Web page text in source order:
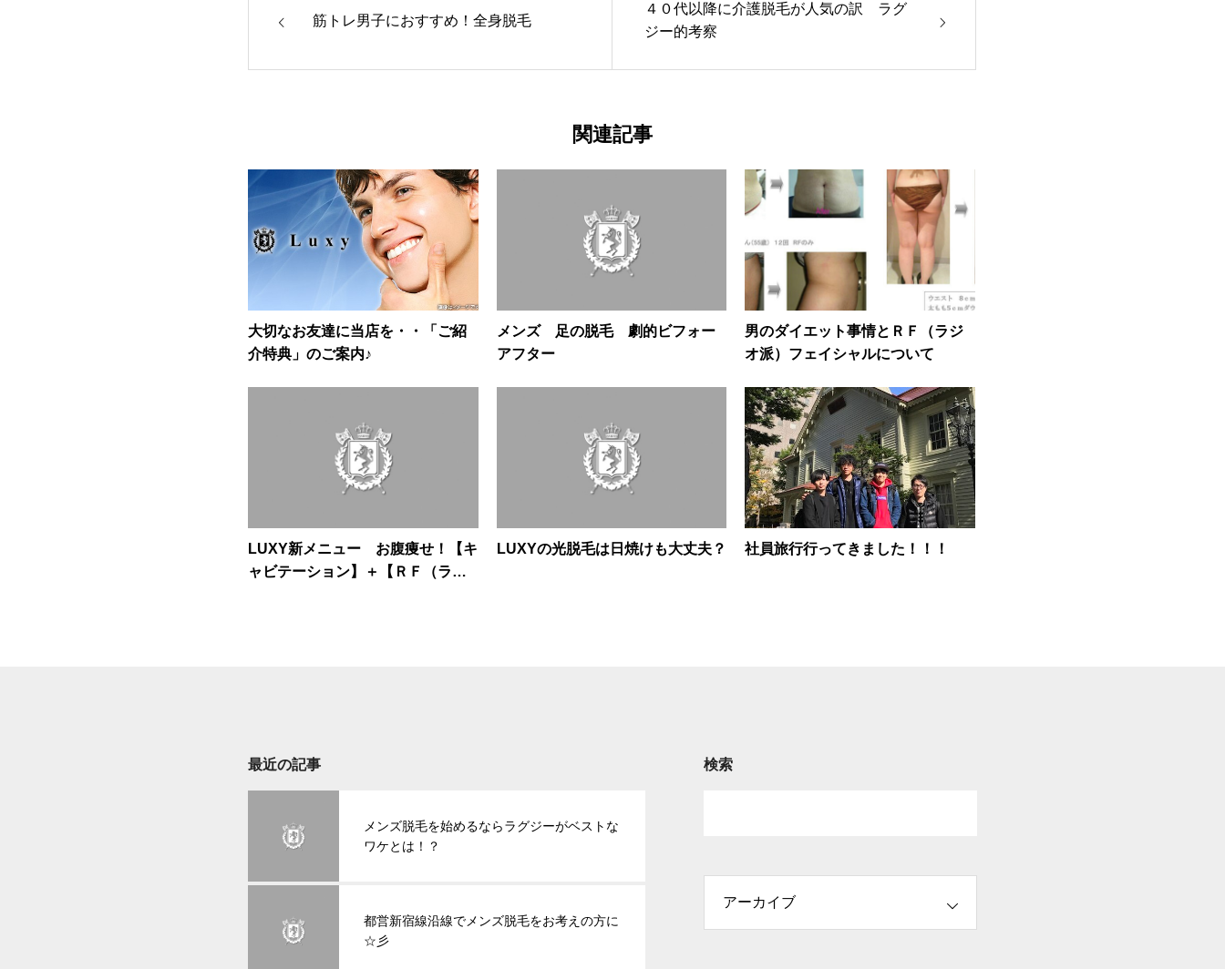
筋トレ男子におすすめ！全身脱毛
４０代以降に介護脱毛が人気の訳 ラグ
ジー的考察
関連記事
大切なお友達に当店を・・「ご紹
介特典」のご案内♪
メンズ 足の脱毛 劇的ビフォー
アフター
男のダイエット事情とＲＦ（ラジ
オ派）フェイシャルについて
LUXY新メニュー お腹痩せ！【キ
ャビテーション】＋【ＲＦ（ラジ
LUXYの光脱毛は日焼けも大丈夫？ 社員旅行行ってきました！！！
最近の記事
メンズ脱毛を始めるならラグジーがベストな
ワケとは！？
都営新宿線沿線でメンズ脱毛をお考えの方に
☆彡
検索